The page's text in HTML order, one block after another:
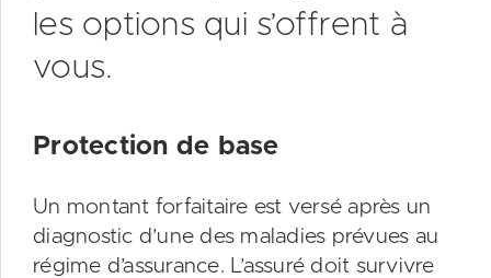
les options qui s’offrent à
vous.
Protection de base
Un montant forfaitaire est versé après un
diagnostic d’une des maladies prévues au
régime d’assurance. L’assuré doit survivre